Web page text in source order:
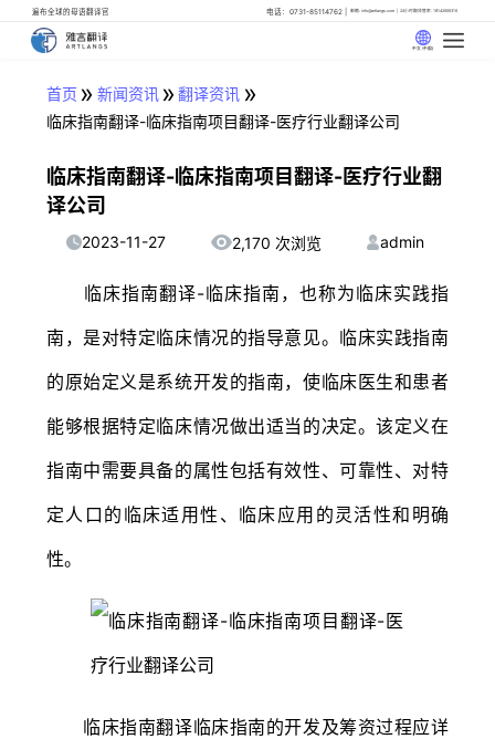
遍布全球的母语翻译官 电话：0731-85114762 邮箱: info@artlangs.com 24小时翻译管家: 18142666316
中文 (中国)
首页 » 新闻资讯» 翻译资讯 »
临床指南翻译-临床指南项目翻译-医疗行业翻译公司
临床指南翻译-临床指南项目翻译-医疗行业翻
译公司
2023-11-27 2,170 次浏览 admin
临床指南翻译-临床指南，也称为临床实践指
南，是对特定临床情况的指导意见。临床实践指南
的原始定义是系统开发的指南，使临床医生和患者
能够根据特定临床情况做出适当的决定。该定义在
指南中需要具备的属性包括有效性、可靠性、对特
定人口的临床适用性、临床应用的灵活性和明确
性。
临床指南翻译临床指南的开发及筹资过程应详